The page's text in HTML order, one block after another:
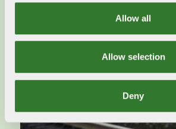
Allow all
Allow selection
Deny
Den växande underhållsskulden
klimatmål.